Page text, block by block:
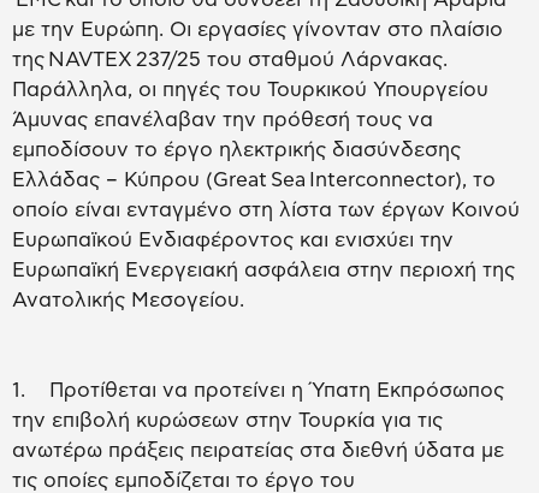
με την Ευρώπη. Οι εργασίες γίνονταν στο πλαίσιο
της NAVTEX 237/25 του σταθμού Λάρνακας.
Παράλληλα, οι πηγές του Τουρκικού Υπουργείου
Άμυνας επανέλαβαν την πρόθεσή τους να
εμποδίσουν το έργο ηλεκτρικής διασύνδεσης
Ελλάδας – Κύπρου (Great Sea Interconnector), το
οποίο είναι ενταγμένο στη λίστα των έργων Κοινού
Ευρωπαϊκού Ενδιαφέροντος και ενισχύει την
Ευρωπαϊκή Ενεργειακή ασφάλεια στην περιοχή της
Ανατολικής Μεσογείου.
1. Προτίθεται να προτείνει η Ύπατη Εκπρόσωπος
την επιβολή κυρώσεων στην Τουρκία για τις
ανωτέρω πράξεις πειρατείας στα διεθνή ύδατα με
τις οποίες εμποδίζεται το έργο του